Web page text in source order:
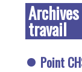
travail
Point